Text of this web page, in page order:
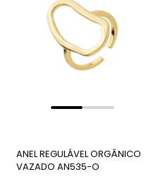
ANEL REGULÁVEL ORGÂNICO
VAZADO AN535-O